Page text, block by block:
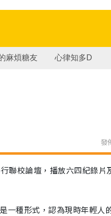
麻煩糖友 心律知多D
發
聯校論壇，播放六四紀錄片
一種形式，認為現時年輕人